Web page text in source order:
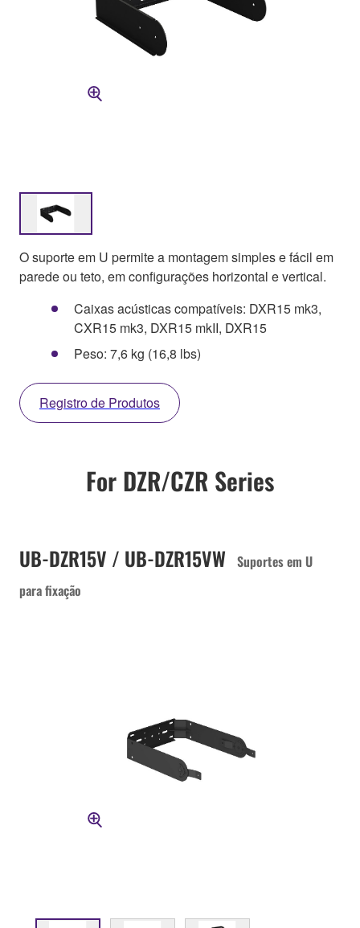
O suporte em U permite a montagem simples e fácil em
parede ou teto, em configurações horizontal e vertical.
Caixas acústicas compatíveis: DXR15 mk3,
CXR15 mk3, DXR15 mkII, DXR15
Peso: 7,6 kg (16,8 lbs)
Registro de Produtos
For DZR/CZR Series
UB-DZR15V / UB-DZR15VW
Suportes em U
para fixação